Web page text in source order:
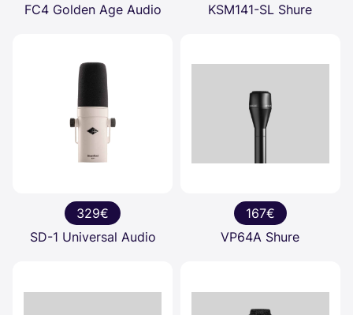
FC4 Golden Age Audio
KSM141-SL Shure
329€
SD-1 Universal Audio
167€
VP64A Shure